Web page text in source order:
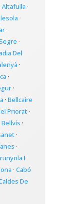
Altafulla ·
·
·
·
Del
·
·
·
· Bellcaire
Priorat·
Bellvís ·
·
·
I
· Cabó
De